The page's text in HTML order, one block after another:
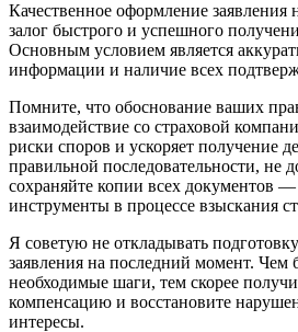
Качественное оформление
залог быстрого и успешного
Основным условием является
информации и наличие всех
Помните, что обоснование ваших
взаимодействие со страховой
риски споров и ускоряет получение
правильной последовательности, не
сохраняйте копии всех документов
инструменты в процессе взыскания
Я советую не откладывать
заявления на последний момент. Чем
необходимые шаги, тем скорее
компенсацию и восстановите
интересы.